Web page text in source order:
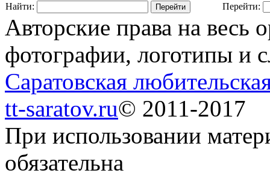
Найти: Перейти:
Авторские права на весь
фотографии, логотипы и
Саратовская
tt-saratov.ru© 2011-2017
При использовании
обязательна